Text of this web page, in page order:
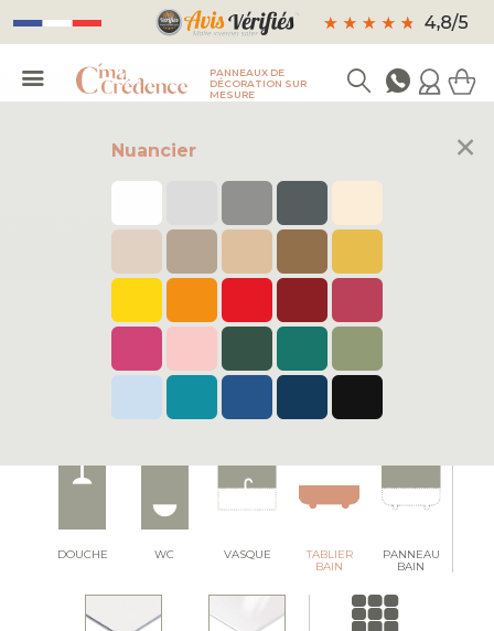
PANNEAUX DE
DÉCORATION SUR
MESURE
Nuancier ×
DOUCHE WC VASQUE
TABLIER
BAIN
PANNEAU
BAIN